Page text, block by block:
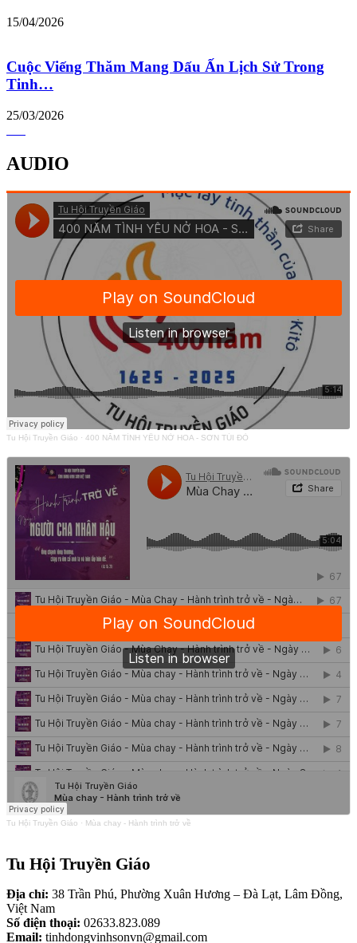
15/04/2026
Cuộc Viếng Thăm Mang Dấu Ấn Lịch Sử Trong
Tinh…
25/03/2026
AUDIO
Tu Hội Truyền Giáo · 400 NĂM TÌNH YÊU NỞ HOA - SƠN TÚI ĐỎ
Tu Hội Truyền Giáo · Mùa chay - Hành trình trở về
Tu Hội Truyền Giáo
Địa chỉ: 38 Trần Phú, Phường Xuân Hương – Đà Lạt, Lâm Đồng,
Việt Nam
Số điện thoại: 02633.823.089
Email: tinhdongvinhsonvn@gmail.com